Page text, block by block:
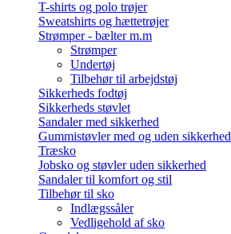
T-shirts og polo trøjer
Sweatshirts og hættetrøjer
Strømper - bælter m.m
Strømper
Undertøj
Tilbehør til arbejdstøj
Sikkerheds fodtøj
Sikkerheds støvlet
Sandaler med sikkerhed
Gummistøvler med og uden sikkerhed
Træsko
Jobsko og støvler uden sikkerhed
Sandaler til komfort og stil
Tilbehør til sko
Indlægssåler
Vedligehold af sko